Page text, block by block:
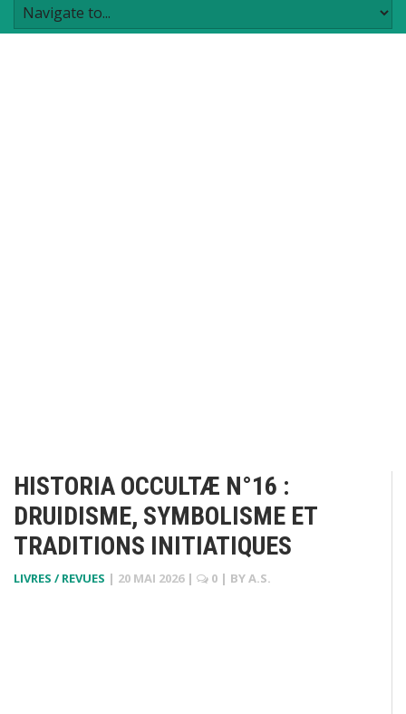
HISTORIA OCCULTÆ N°16 :
DRUIDISME, SYMBOLISME ET
TRADITIONS INITIATIQUES
LIVRES / REVUES | 20 MAI 2026 | 0 | BYA.S.